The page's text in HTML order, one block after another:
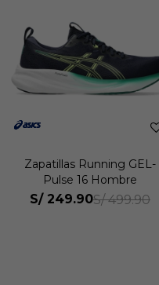
Zapatillas Running GEL-
Pulse 16 Hombre
S/ 249.90S/ 499.90